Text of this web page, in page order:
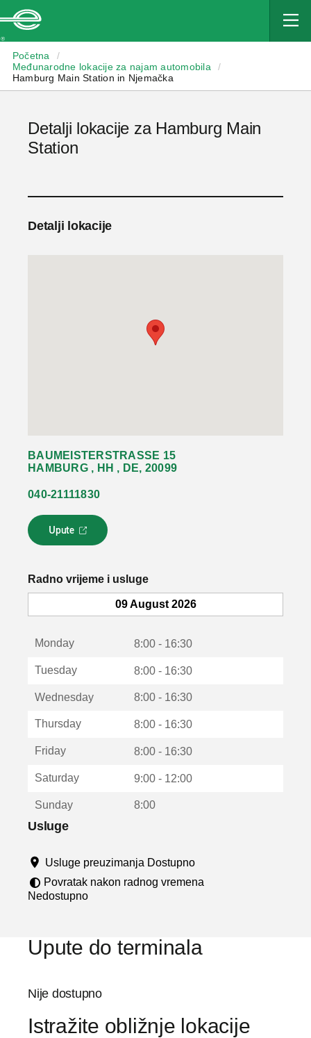
Početna
/
Međunarodne lokacije za najam automobila
/
Hamburg Main Station in Njemačka
Detalji lokacije za Hamburg Main
Station
Detalji lokacije
BAUMEISTERSTRASSE 15
HAMBURG , HH , DE, 20099
040-21111830
Upute
L
i
k
o
u
u
Radno vrijeme i usluge
09 August 2026
Monday 8:00 - 16:30
Tuesday 8:00 - 16:30
Wednesday 8:00 - 16:30
Thursday 8:00 - 16:30
Friday 8:00 - 16:30
Saturday 9:00 - 12:00
Sunday 8:00
Usluge
Usluge preuzimanja Dostupno
Povratak nakon radnog vremena
Nedostupno
Upute do terminala
Nije dostupno
Istražite obližnje lokacije